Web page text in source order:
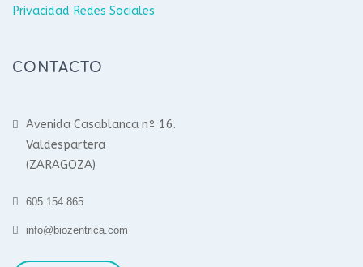
Privacidad Redes Sociales
CONTACTO
Avenida Casablanca nº 16.
Valdespartera
(ZARAGOZA)
605 154 865
info@biozentrica.com